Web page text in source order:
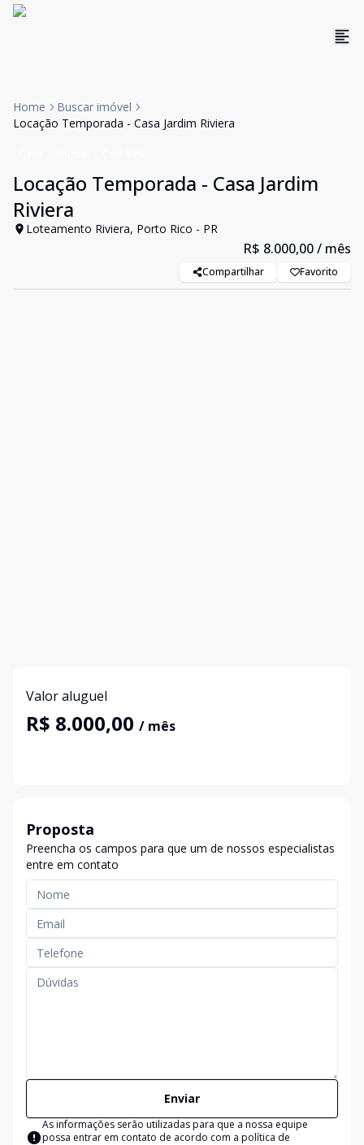
Home
Buscar imóvel
Locação Temporada - Casa Jardim Riviera
Locação Temporada - Casa Jardim
Riviera
Loteamento Riviera, Porto Rico - PR
R$ 8.000,00/ mês
Compartilhar Favorito
Valor aluguel
R$ 8.000,00 / mês
Proposta
Preencha os campos para que um de nossos especialistas
entre em contato
Enviar
As informações serão utilizadas para que a nossa equipe
possa entrar em contato de acordo com a política de